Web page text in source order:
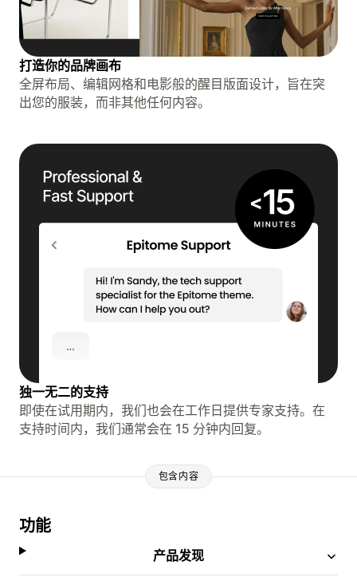
打造你的品牌画布
全屏布局、编辑网格和电影般的醒目版面设计，旨在突
出您的服装，而非其他任何内容。
独一无二的支持
即使在试用期内，我们也会在工作日提供专家支持。在
支持时间内，我们通常会在 15 分钟内回复。
包含内容
功能
产品发现